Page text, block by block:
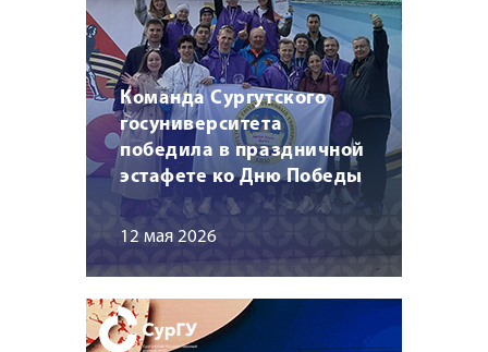
Команда Сургутского
госуниверситета
победила в праздничной
эстафете ко Дню Победы
12 мая 2026